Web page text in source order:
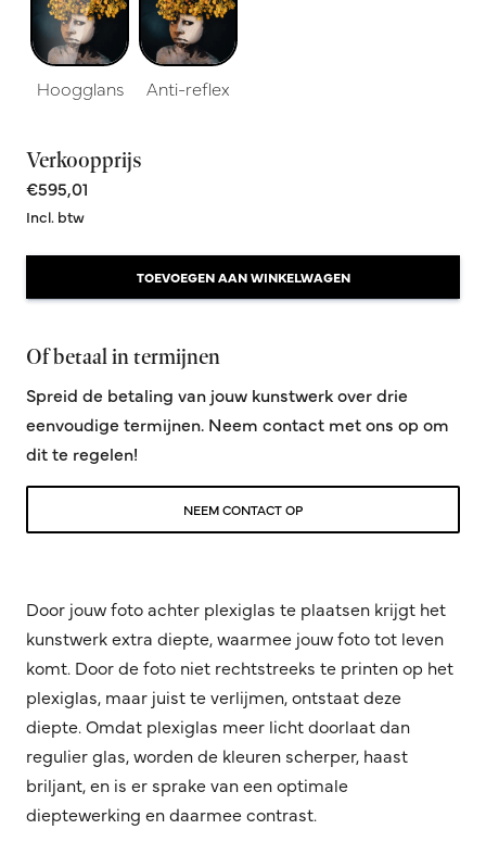
Hoogglans Anti-reflex
Verkoopprijs
€595,01
Incl. btw
TOEVOEGEN AAN WINKELWAGEN
Of betaal in termijnen
Spreid de betaling van jouw kunstwerk over drie
eenvoudige termijnen. Neem contact met ons op om
dit te regelen!
NEEM CONTACT OP
Door jouw foto achter plexiglas te plaatsen krijgt het
kunstwerk extra diepte, waarmee jouw foto tot leven
komt. Door de foto niet rechtstreeks te printen op het
plexiglas, maar juist te verlijmen, ontstaat deze
diepte. Omdat plexiglas meer licht doorlaat dan
regulier glas, worden de kleuren scherper, haast
briljant, en is er sprake van een optimale
dieptewerking en daarmee contrast.